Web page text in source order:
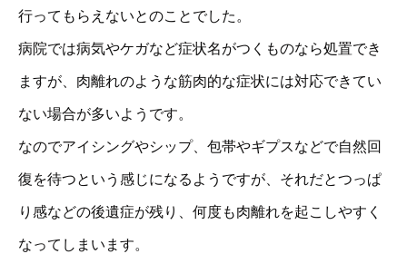
行ってもらえないとのことでした。
病院では病気やケガなど症状名がつくものなら処置でき
ますが、肉離れのような筋肉的な症状には対応できてい
ない場合が多いようです。
なのでアイシングやシップ、包帯やギプスなどで自然回
復を待つという感じになるようですが、それだとつっぱ
り感などの後遺症が残り、何度も肉離れを起こしやすく
なってしまいます。